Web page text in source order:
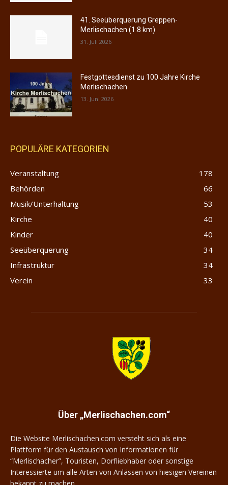
41. Seeüberquerung Greppen-
Merlischachen (1.8 km)
31. Juli 2026
Festgottesdienst zu 100 Jahre Kirche
Merlischachen
13. Juni 2026
POPULÄRE KATEGORIEN
Veranstaltung
178
Behörden
66
Musik/Unterhaltung
53
Kirche
40
Kinder
40
Seeüberquerung
34
Infrastruktur
34
Verein
33
Über „Merlischachen.com“
Die Website Merlischachen.com versteht sich als eine
Plattform für den Austausch von Informationen für
“Merlischacher”, Touristen, Dorfliebhaber oder sonstige
Interessierte um alle Arten von Anlässen von hiesigen Vereinen
bekannt zu machen.